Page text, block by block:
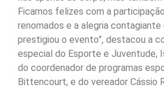
Ficamos felizes com a
renomados e a alegria
prestigiou o evento”, destacou a
especial do Esporte e Juventude,
do coordenador de programas
Bittencourt, e do vereador Cássio